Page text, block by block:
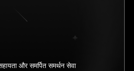
और समर्पित समर्थन सेवा